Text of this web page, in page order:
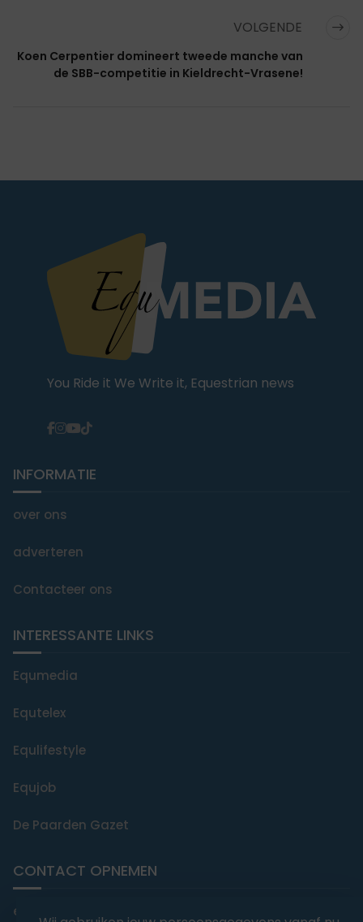
VOLGENDE
Koen Cerpentier domineert tweede manche van
de SBB-competitie in Kieldrecht-Vrasene!
You Ride it We Write it, Equestrian news
INFORMATIE
over ons
adverteren
Contacteer ons
INTERESSANTE LINKS
Equmedia
Equtelex
Equlifestyle
Equjob
De Paarden Gazet
CONTACT OPNEMEN
editorial@equmedia.be